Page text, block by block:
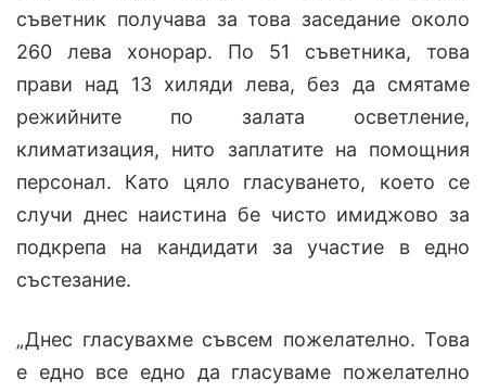
съветник получава за това заседание около
260 лева хонорар. По 51 съветника, това
прави над 13 хиляди лева, без да смятаме
режийните по залата осветление,
климатизация, нито заплатите на помощния
персонал. Като цяло гласуването, което се
случи днес наистина бе чисто имиджово за
подкрепа на кандидати за участие в едно
състезание.
„Днес гласувахме съвсем пожелателно. Това
е едно все едно да гласуваме пожелателно